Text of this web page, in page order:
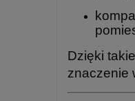
Dzięki
znaczenie